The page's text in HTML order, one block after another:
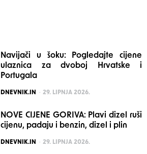
Navijači u šoku: Pogledajte cijene
ulaznica za dvoboj Hrvatske i
Portugala
POSTED
DNEVNIK.IN 29. LIPNJA 2026.
NOVE CIJENE GORIVA: Plavi dizel ruši
cijenu, padaju i benzin, dizel i plin
POSTED
DNEVNIK.IN 29. LIPNJA 2026.